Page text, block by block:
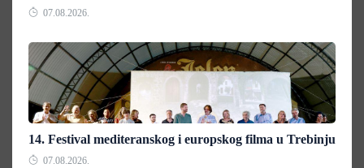
07.08.2026.
14. Festival mediteranskog i europskog filma u Trebinju
07.08.2026.